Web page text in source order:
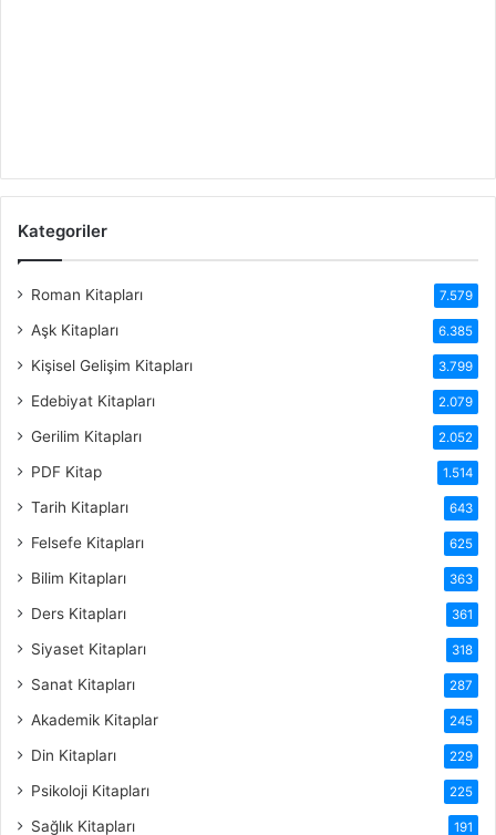
Kategoriler
Roman Kitapları 7.579
Aşk Kitapları 6.385
Kişisel Gelişim Kitapları 3.799
Edebiyat Kitapları 2.079
Gerilim Kitapları 2.052
PDF Kitap 1.514
Tarih Kitapları 643
Felsefe Kitapları 625
Bilim Kitapları 363
Ders Kitapları 361
Siyaset Kitapları 318
Sanat Kitapları 287
Akademik Kitaplar 245
Din Kitapları 229
Psikoloji Kitapları 225
Sağlık Kitapları 191